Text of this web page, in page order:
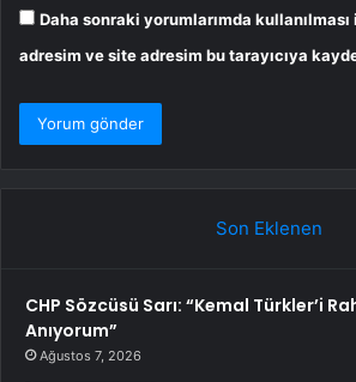
Daha sonraki yorumlarımda
adresim ve site adresim bu tarayıcıya
Son Eklenen
CHP Sözcüsü Sarı: “Kemal Türkler’i
Anıyorum”
Ağustos 7, 2026